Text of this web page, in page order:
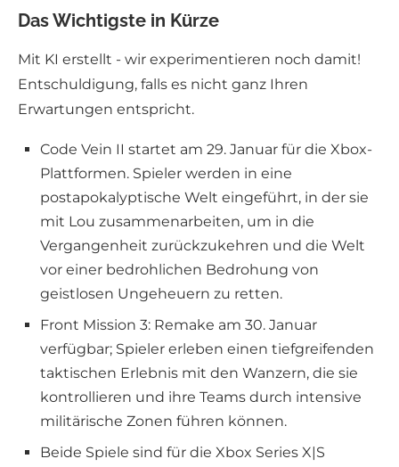
Das Wichtigste in Kürze
Mit KI erstellt - wir experimentieren noch damit!
Entschuldigung, falls es nicht ganz Ihren
Erwartungen entspricht.
Code Vein II startet am 29. Januar für die Xbox-
Plattformen. Spieler werden in eine
postapokalyptische Welt eingeführt, in der sie
mit Lou zusammenarbeiten, um in die
Vergangenheit zurückzukehren und die Welt
vor einer bedrohlichen Bedrohung von
geistlosen Ungeheuern zu retten.
Front Mission 3: Remake am 30. Januar
verfügbar; Spieler erleben einen tiefgreifenden
taktischen Erlebnis mit den Wanzern, die sie
kontrollieren und ihre Teams durch intensive
militärische Zonen führen können.
Beide Spiele sind für die Xbox Series X|S